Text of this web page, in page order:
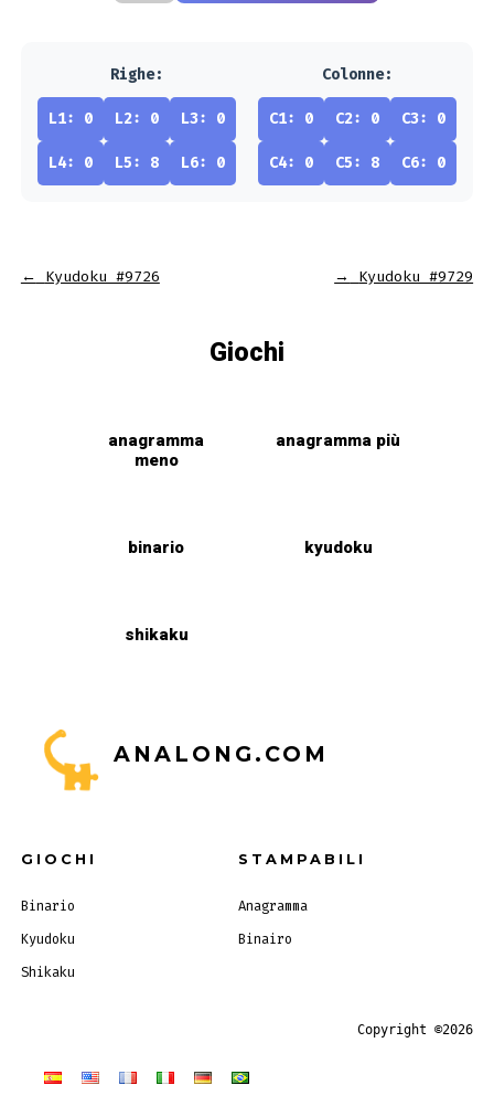
Righe:
L1: 0 L2: 0 L3: 0
L4: 0 L5: 8 L6: 0
Colonne:
C1: 0 C2: 0 C3: 0
C4: 0 C5: 8 C6: 0
← Kyudoku #9726 → Kyudoku #9729
Giochi
anagramma
meno
anagramma più
binario kyudoku
shikaku
ANALONG.COM
GIOCHI
Binario
Kyudoku
Shikaku
STAMPABILI
Anagramma
Binairo